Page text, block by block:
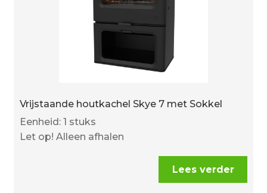
Vrijstaande houtkachel Skye 7 met Sokkel
Eenheid: 1 stuks
Let op! Alleen afhalen
Lees verder